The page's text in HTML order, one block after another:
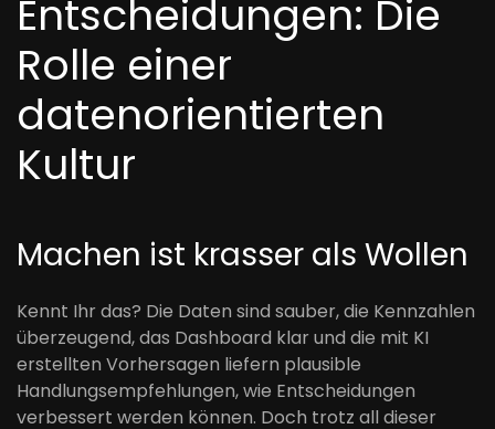
Entscheidungen: Die
Rolle einer
datenorientierten
Kultur
Machen ist krasser als Wollen
Kennt Ihr das? Die Daten sind sauber, die Kennzahlen
überzeugend, das Dashboard klar und die mit KI
erstellten Vorhersagen liefern plausible
Handlungsempfehlungen, wie Entscheidungen
verbessert werden können. Doch trotz all dieser